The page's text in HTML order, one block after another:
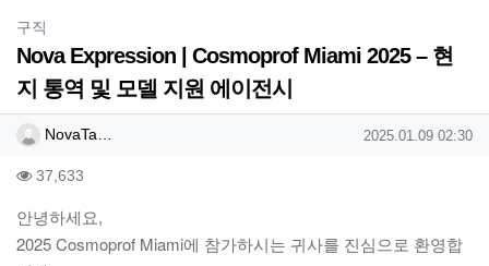
구직
Nova Expression | Cosmoprof Miami 2025 – 현
지 통역 및 모델 지원 에이전시
작성자 정보
NovaTa… 작성일
2025.01.09 02:30
컨텐츠 정보
37,633
본문
안녕하세요,
2025 Cosmoprof Miami에 참가하시는 귀사를 진심으로 환영합